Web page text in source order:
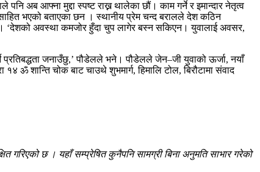
अब आफ्ना मुद्दा स्पष्ट राख्न थालेका छौं। काम गर्ने र इमान्दार नेतृत्व
भएको बताएका छन । स्थानीय प्रेम चन्द बरालले देश कठिन
‘देशको अवस्था कमजोर हुँदा चुप लागेर बस्न सकिएन। युवालाई अवसर,
प्रतिबद्धता जनाउँछु,’ पौडेलले भने। पौडेलले जेन–जी युवाको ऊर्जा, नयाँ
ॐ शान्ति चोक बाट चाउथे शुभमार्ग, हिमालि टोल, बिरौटामा संवाद
गरिएको छ । यहाँ सम्प्रेषित कुनैपनि सामग्री बिना अनुमति साभार गरेको